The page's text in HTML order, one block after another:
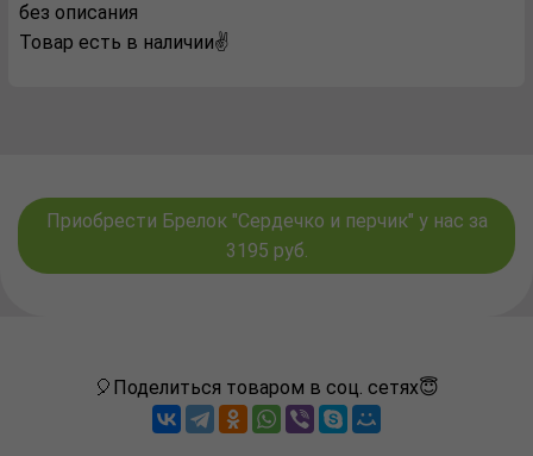
без описания
Товар есть в наличии✌️
Приобрести Брелок "Сердечко и перчик" у нас за
3195 руб.
🎈Поделиться товаром в соц. сетях😇